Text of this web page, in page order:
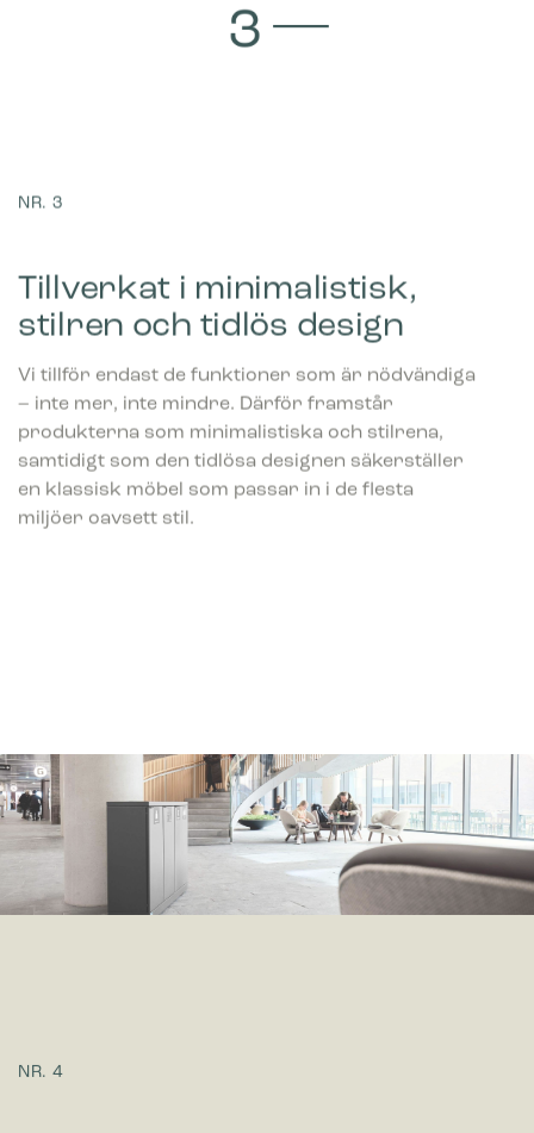
NR. 3
Tillverkat i minimalistisk,
stilren och tidlös design
Vi tillför endast de funktioner som är nödvändiga
– inte mer, inte mindre. Därför framstår
produkterna som minimalistiska och stilrena,
samtidigt som den tidlösa designen säkerställer
en klassisk möbel som passar in i de flesta
miljöer oavsett stil.
NR. 4